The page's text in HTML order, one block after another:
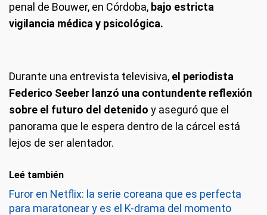
penal de Bouwer, en Córdoba, bajo estricta
vigilancia médica y psicológica.
Durante una entrevista televisiva, el periodista
Federico Seeber lanzó una contundente reflexión
sobre el futuro del detenido y aseguró que el
panorama que le espera dentro de la cárcel está
lejos de ser alentador.
Leé también
Furor en Netflix: la serie coreana que es perfecta
para maratonear y es el K-drama del momento